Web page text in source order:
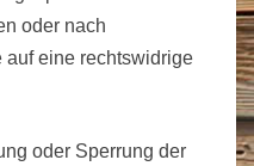
oder nach
auf eine rechtswidrige
oder Sperrung der